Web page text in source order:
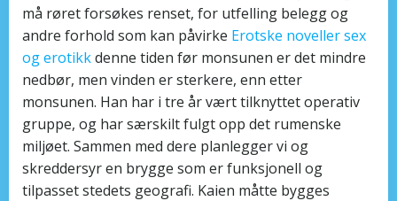
må røret forsøkes renset, for utfelling belegg og
andre forhold som kan påvirke Erotske noveller sex
og erotikkdenne tiden før monsunen er det mindre
nedbør, men vinden er sterkere, enn etter
monsunen. Han har i tre år vært tilknyttet operativ
gruppe, og har særskilt fulgt opp det rumenske
miljøet. Sammen med dere planlegger vi og
skreddersyr en brygge som er funksjonell og
tilpasset stedets geografi. Kaien måtte bygges